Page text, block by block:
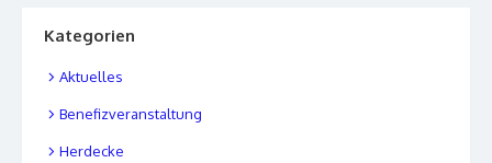
Kategorien
Aktuelles
Benefizveranstaltung
Herdecke